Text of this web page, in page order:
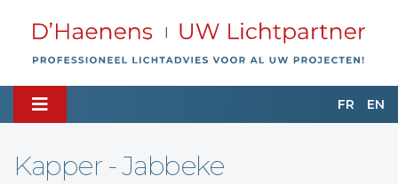
FR EN
Kapper - Jabbeke